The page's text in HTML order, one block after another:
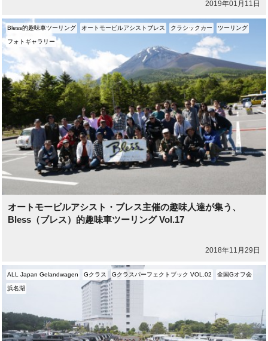
2019年01月11日
オートモービルアシスト・ブレス主催の趣味人達が集う、
Bless（ブレス）的趣味車ツーリング Vol.17
2018年11月29日
Bless的趣味車ツーリング オートモービルアシストブレス クラシックカー ツーリング
フォトギャラリー
ALL Japan Gelandwagen Gクラス Gクラスパーフェクトブック VOL.02 全国Gオフ会
浜名湖